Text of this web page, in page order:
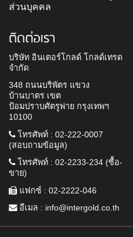
ส่วนบุคคล
ติดต่อเรา
บริษัท อินเตอร์โกลด์ โกลด์เทรด
จำกัด
348 ถนนบริพัตร แขวง
บ้านบาตร เขต
ป้อมปราบศัตรูพ่าย กรุงเทพฯ
10100
โทรศัพท์ : 02-222-0007
(สอบถามข้อมูล)
โทรศัพท์ : 02-2233-234 (ซื้อ-
ขาย)
แฟกซ์ : 02-2222-046
อีเมล : info@intergold.co.th